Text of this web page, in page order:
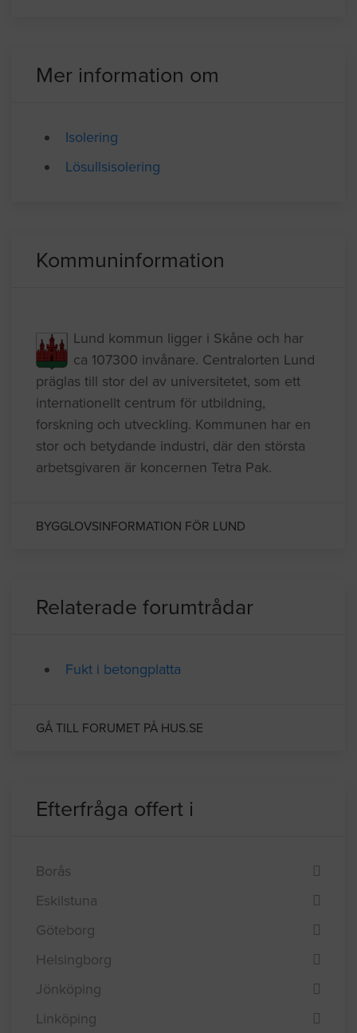
Mer information om
Isolering
Lösullsisolering
Kommuninformation
Lund kommun ligger i Skåne och har
ca 107300 invånare. Centralorten Lund
präglas till stor del av universitetet, som ett
internationellt centrum för utbildning,
forskning och utveckling. Kommunen har en
stor och betydande industri, där den största
arbetsgivaren är koncernen Tetra Pak.
BYGGLOVSINFORMATION FÖR LUND
Relaterade forumtrådar
Fukt i betongplatta
GÅ TILL FORUMET PÅ HUS.SE
Efterfråga offert i
Borås
Eskilstuna
Göteborg
Helsingborg
Jönköping
Linköping